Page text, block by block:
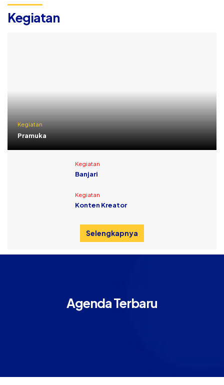
Kegiatan
Kegiatan
Pramuka
Kegiatan
Banjari
Kegiatan
Konten Kreator
Selengkapnya
Agenda Terbaru